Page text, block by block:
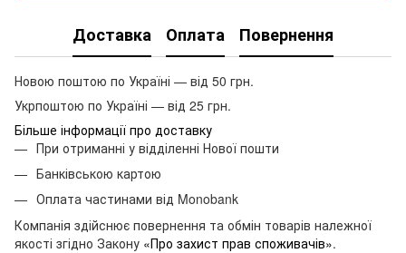
Доставка Оплата Повернення
Новою поштою по Україні — від 50 грн.
Укрпоштою по Україні — від 25 грн.
Більше інформації про доставку
При отриманні у відділенні Нової пошти
Банківською картою
Оплата частинами від Monobank
Компанія здійснює повернення та обмін товарів належної
якості згідно Закону «Про захист прав споживачів».